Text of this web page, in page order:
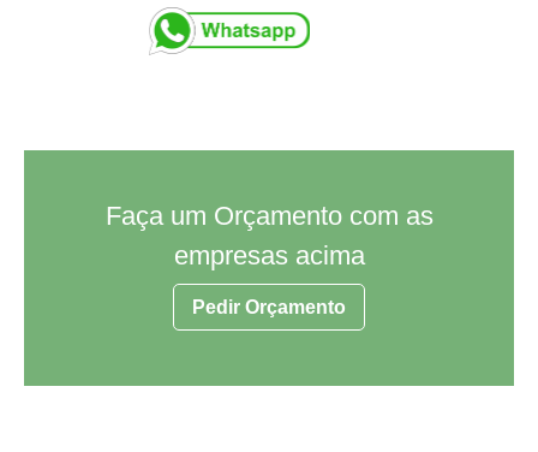
Faça um Orçamento com as
empresas acima
Pedir Orçamento